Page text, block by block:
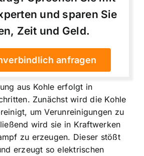
und sparen Sie
Zeit und Geld.
anfragen
aus Kohle erfolgt in
Zunächst wird die Kohle
um Verunreinigungen zu
wird sie in Kraftwerken
zu erzeugen. Dieser stößt
erzeugt so elektrischen